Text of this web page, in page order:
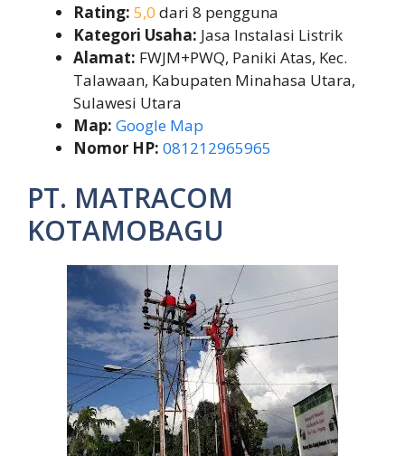
Rating: 5,0 dari 8 pengguna
Kategori Usaha: Jasa Instalasi Listrik
Alamat: FWJM+PWQ, Paniki Atas, Kec.
Talawaan, Kabupaten Minahasa Utara,
Sulawesi Utara
Map: Google Map
Nomor HP: 081212965965
PT. MATRACOM
KOTAMOBAGU